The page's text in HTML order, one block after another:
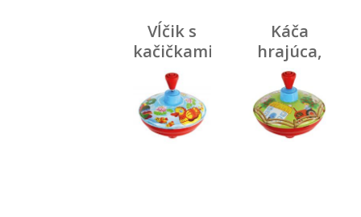
Vĺčik s
kačičkami,
priemer
13 cm
Káča
hrajúca,
kovová
sedliacky
dvor,
priemer